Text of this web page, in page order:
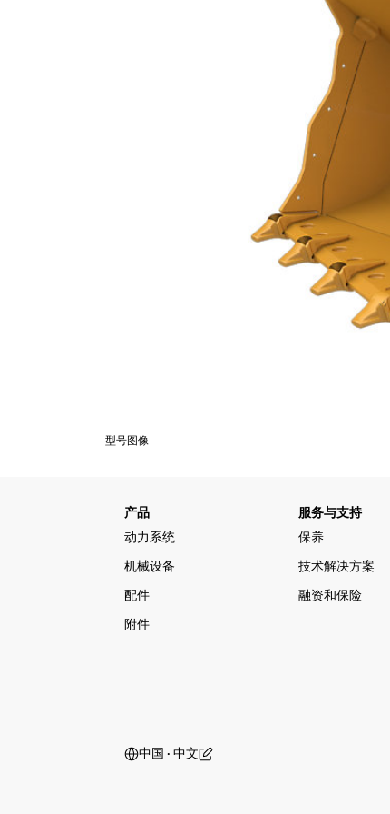
型号图像
产品
动力系统
机械设备
配件
附件
服务与支持
保养
技术解决方案
融资和保险
中国 ‧ 中文